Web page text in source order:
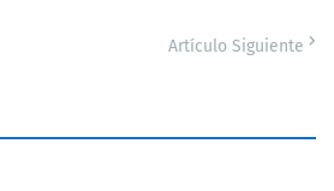
Artículo Siguiente